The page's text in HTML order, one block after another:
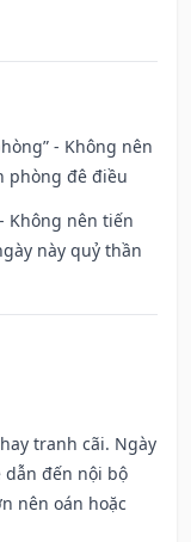
- Không nên
phòng đê điều
Không nên tiến
này quỷ thần
tranh cãi. Ngày
dẫn đến nội bộ
nên oán hoặc